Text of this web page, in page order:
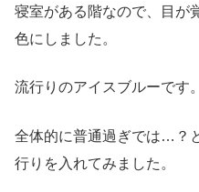
寝室がある階なので、目が
色にしました。
流行りのアイスブルーです。
全体的に普通過ぎでは…？
行りを入れてみました。